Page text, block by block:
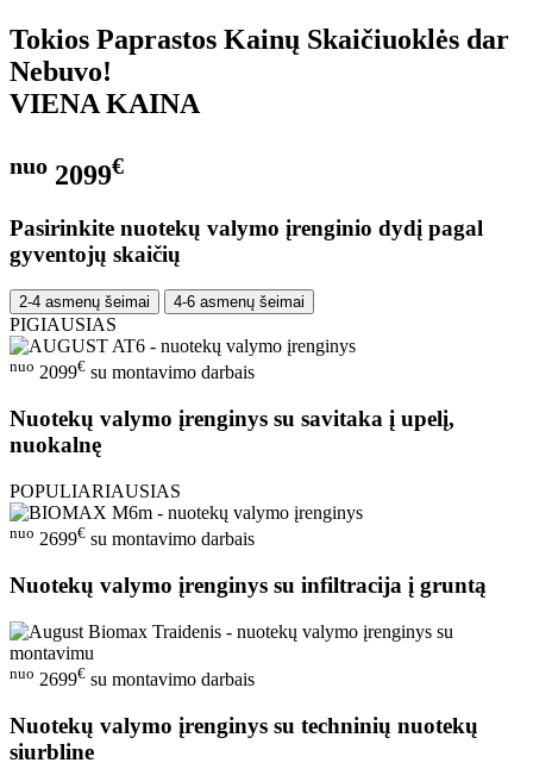
Tokios Paprastos Kainų Skaičiuoklės dar
Nebuvo!
VIENA KAINA
nuo 2099€
Pasirinkite nuotekų valymo įrenginio dydį pagal
gyventojų skaičių
2-4 asmenų šeimai 4-6 asmenų šeimai
PIGIAUSIAS
nuo 2099€ su montavimo darbais
Nuotekų valymo įrenginys su savitaka į upelį,
nuokalnę
POPULIARIAUSIAS
nuo 2699€ su montavimo darbais
Nuotekų valymo įrenginys su infiltracija į gruntą
nuo 2699€ su montavimo darbais
Nuotekų valymo įrenginys su techninių nuotekų
siurbline